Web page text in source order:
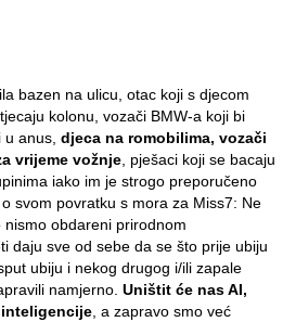
bazen na ulicu, otac koji s djecom
kolonu, vozači BMW-a koji bi
u anus, djeca na romobilima, vozači
vrijeme vožnje, pješaci koji se bacaju
iako im je strogo preporučeno
o svom povratku s mora za Miss7: Ne
obdareni prirodnom
daju sve od sebe da se što prije ubiju
ubiju i nekog drugog i/ili zapale
namjerno. Uništit će nas AI,
, a zapravo smo već